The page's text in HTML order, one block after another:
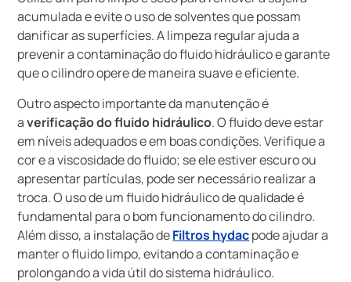
acumulada e evite o uso de solventes que possam
danificar as superfícies. A limpeza regular ajuda a
prevenir a contaminação do fluido hidráulico e garante
que o cilindro opere de maneira suave e eficiente.
Outro aspecto importante da manutenção é
averificação do fluido hidráulico. O fluido deve estar
em níveis adequados e em boas condições. Verifique a
cor e a viscosidade do fluido; se ele estiver escuro ou
apresentar partículas, pode ser necessário realizar a
troca. O uso de um fluido hidráulico de qualidade é
fundamental para o bom funcionamento do cilindro.
Além disso, a instalação deFiltros hydacpode ajudar a
manter o fluido limpo, evitando a contaminação e
prolongando a vida útil do sistema hidráulico.